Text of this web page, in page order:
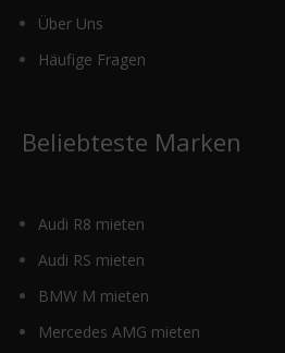
Über Uns
Häufige Fragen
Beliebteste Marken
Audi R8 mieten
Audi RS mieten
BMW M mieten
Mercedes AMG mieten